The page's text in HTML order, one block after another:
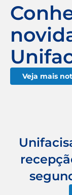
Veja mais